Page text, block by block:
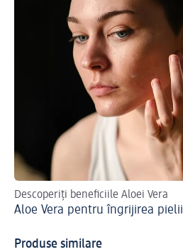
Descoperiți beneficiile Aloei Vera
Aloe Vera pentru îngrijirea pielii
Produse similare